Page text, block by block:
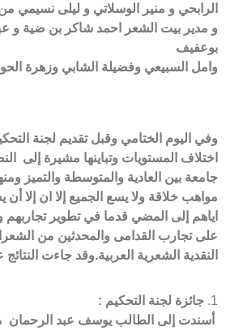
الرابحي و منير الوسلاتي و ليلى نسيمي
و مدير بيت الشعر احمد شاكر بن ضية و
بوعفيف
وامل السبيعي وفضيلة الشابي وزهرة
وفي اليوم الختامي وقبل تقديم لجنة
اختلاف المستويات وتباينها مشيرة إلى
جامعة بين العادية والمتوسطة والتميز
مواهب خلاقة ولا يسع الجميع إلا ان إلا أن
اياهم إلى المضي قدما في تطوير تجاربهم
على تجارب القدامى والمحدثين من
النقدية الشعرية العربية.وقد جاءت النتائج
جائزة لجنة التحكيم :
أسندت إلى الطالب يوسف عبد الرحمان